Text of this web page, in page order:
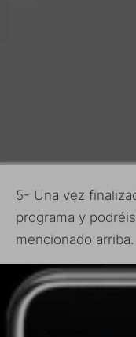
5- Una vez
programa y
mencionado arriba.